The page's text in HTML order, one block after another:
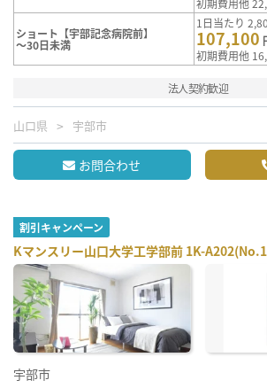
ショート【宇部記念病院前】
～30日未満
1日当たり
107,100
初期費用他
法人契約歓迎
山口県 宇部市
お問合わせ
割引キャンペーン
Kマンスリー山口大学工学部前 1K-
宇部市